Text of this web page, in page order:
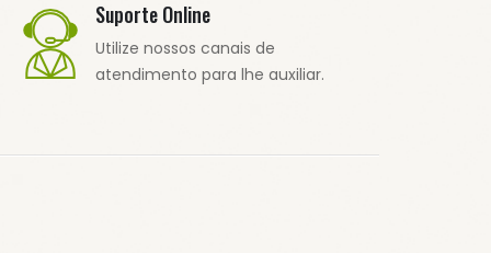
Suporte Online
Utilize nossos canais de
atendimento para lhe auxiliar.